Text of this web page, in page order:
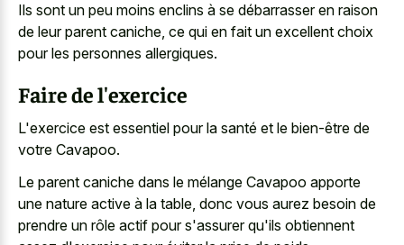
Ils sont un peu moins enclins à se débarrasser en raison
de leur parent caniche, ce qui en fait un excellent choix
pour les personnes allergiques.
Faire de l'exercice
L'exercice est essentiel pour la santé et le bien-être de
votre Cavapoo.
Le parent caniche dans le mélange Cavapoo apporte
une nature active à la table, donc vous aurez besoin de
prendre un rôle actif pour s'assurer qu'ils obtiennent